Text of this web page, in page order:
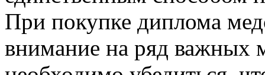
При покупке диплома
внимание на ряд важных